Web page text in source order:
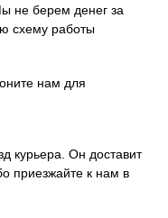
не берем денег за
схему работы
нам для
курьера. Он доставит
приезжайте к нам в